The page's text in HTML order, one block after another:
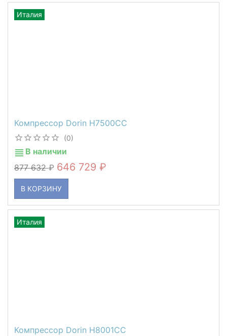
Компрессор Dorin H7500CC
(0)
В наличии
877 632
646 729
В КОРЗИНУ
Италия
Компрессор Dorin H8001CC
Италия